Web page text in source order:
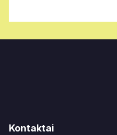
Kontaktai